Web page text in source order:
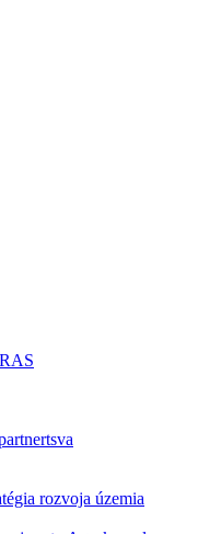
rozvoja územia